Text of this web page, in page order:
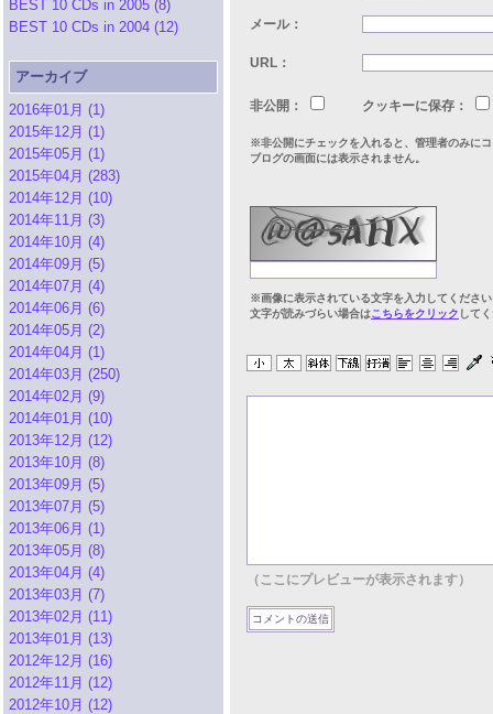
BEST 10 CDs in 2005 (8)
BEST 10 CDs in 2004 (12)
アーカイブ
2016年01月 (1)
2015年12月 (1)
2015年05月 (1)
2015年04月 (283)
2014年12月 (10)
2014年11月 (3)
2014年10月 (4)
2014年09月 (5)
2014年07月 (4)
2014年06月 (6)
2014年05月 (2)
2014年04月 (1)
2014年03月 (250)
2014年02月 (9)
2014年01月 (10)
2013年12月 (12)
2013年10月 (8)
2013年09月 (5)
2013年07月 (5)
2013年06月 (1)
2013年05月 (8)
2013年04月 (4)
2013年03月 (7)
2013年02月 (11)
2013年01月 (13)
2012年12月 (16)
2012年11月 (12)
2012年10月 (12)
メール：
URL：
非公開： クッキーに保存：
※非公開にチェックを入れると、管理者のみに
ブログの画面には表示されません。
※画像に表示されている文字を入力してくださ
文字が読みづらい場合はこちらをクリック して
（ここにプレビューが表示されます）